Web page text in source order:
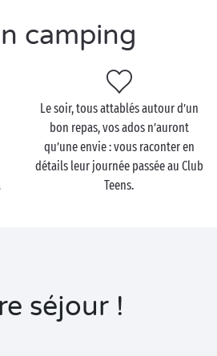
camping
Le soir, tous attablés autour d’un
bon repas, vos ados n’auront
qu’une envie : vous raconter en
détails leur journée passée au Club
Teens.
séjour !